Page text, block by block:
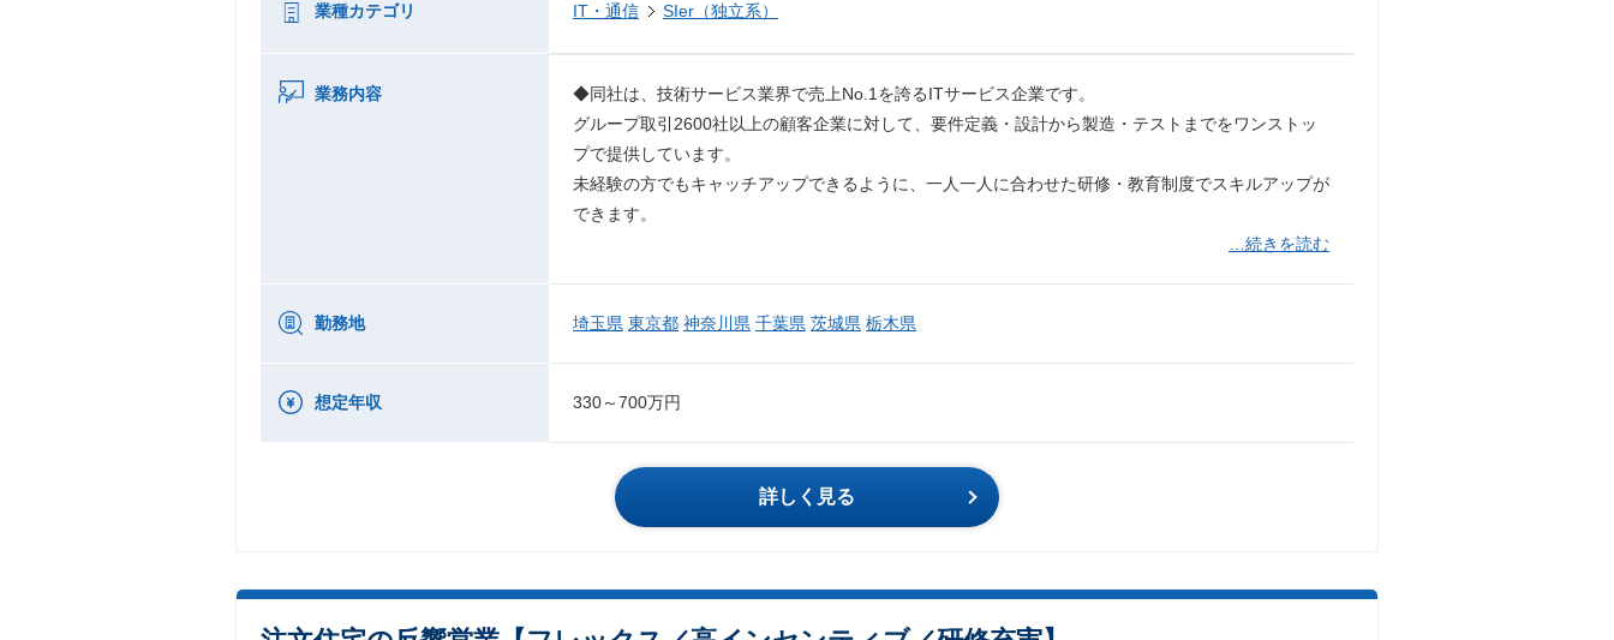
業種カテゴリ IT・通信 SIer（独立系）
業務内容
◆同社は、技術サービス業界で売上No.1を誇るITサービス企業です。
グループ取引2600社以上の顧客企業に対して、要件定義・設計から製造・テストまでをワンストッ
プで提供しています。
未経験の方でもキャッチアップできるように、一人一人に合わせた研修・教育制度でスキルアップが
できます。
…続きを読む
勤務地 埼玉県 東京都 神奈川県 千葉県 茨城県 栃木県
想定年収 330～700万円
詳しく見る